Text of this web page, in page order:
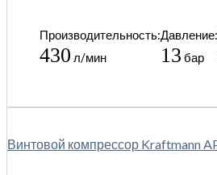
Производительность:
430 л/мин
Давление:
13 бар
Винтовой компрессор Kraftmann